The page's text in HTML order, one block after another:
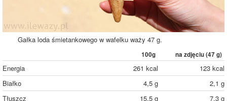
Gałka loda śmietankowego w wafelku waży 47 g.
100g na zdjęciu (47g)
Energia 261 kcal
123 kcal
Białko
4,5 g
2,1 g
Tłuszcz
15,5 g 7,3 g